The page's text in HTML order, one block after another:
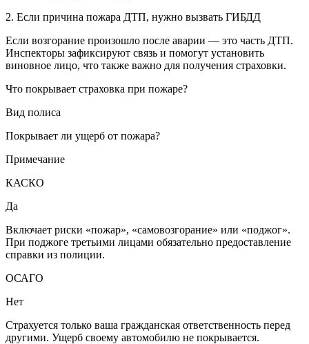
2. Если причина пожара ДТП, нужно вызвать ГИБДД
Если возгорание произошло после аварии — это часть ДТП.
Инспекторы зафиксируют связь и помогут установить
виновное лицо, что также важно для получения страховки.
Что покрывает страховка при пожаре?
Вид полиса
Покрывает ли ущерб от пожара?
Примечание
КАСКО
Да
Включает риски «пожар», «самовозгорание» или «поджог».
При поджоге третьими лицами обязательно предоставление
справки из полиции.
ОСАГО
Нет
Страхуется только ваша гражданская ответственность перед
другими. Ущерб своему автомобилю не покрывается.